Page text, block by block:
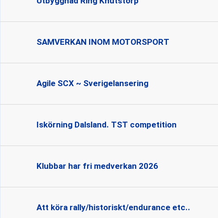
SAMVERKAN INOM MOTORSPORT
Agile SCX ~ Sverigelansering
Iskörning Dalsland. TST competition
Klubbar har fri medverkan 2026
Att köra rally/historiskt/endurance etc..